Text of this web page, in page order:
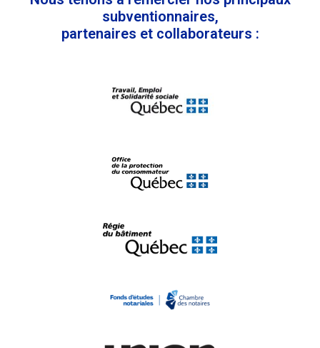
subventionnaires,
partenaires et collaborateurs :